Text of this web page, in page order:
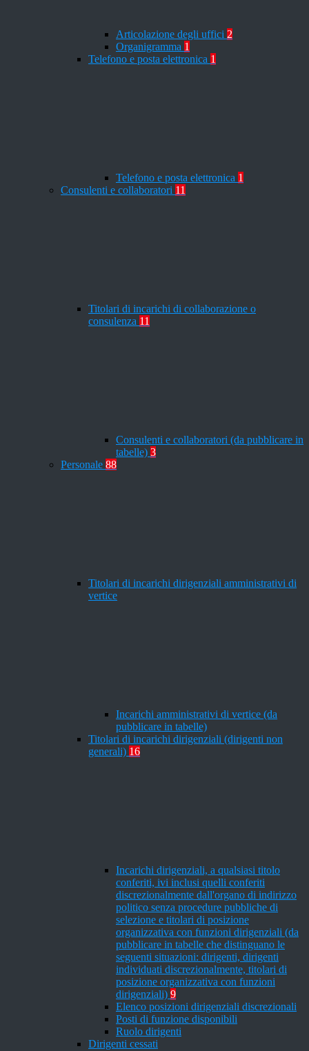
Articolazione degli uffici 2
Organigramma 1
Telefono e posta elettronica 1
Telefono e posta elettronica 1
Consulenti e collaboratori 11
Titolari di incarichi di collaborazione o
consulenza 11
Consulenti e collaboratori (da pubblicare in
tabelle) 3
Personale 88
Titolari di incarichi dirigenziali amministrativi di
vertice
Incarichi amministrativi di vertice (da
pubblicare in tabelle)
Titolari di incarichi dirigenziali (dirigenti non
generali) 16
Incarichi dirigenziali, a qualsiasi titolo
conferiti, ivi inclusi quelli conferiti
discrezionalmente dall'organo di indirizzo
politico senza procedure pubbliche di
selezione e titolari di posizione
organizzativa con funzioni dirigenziali (da
pubblicare in tabelle che distinguano le
seguenti situazioni: dirigenti, dirigenti
individuati discrezionalmente, titolari di
posizione organizzativa con funzioni
dirigenziali) 9
Elenco posizioni dirigenziali discrezionali
Posti di funzione disponibili
Ruolo dirigenti
Dirigenti cessati